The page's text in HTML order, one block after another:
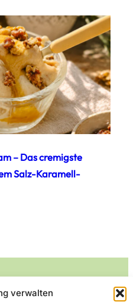
verwalten
– Das cremigste
Salz-Karamell-